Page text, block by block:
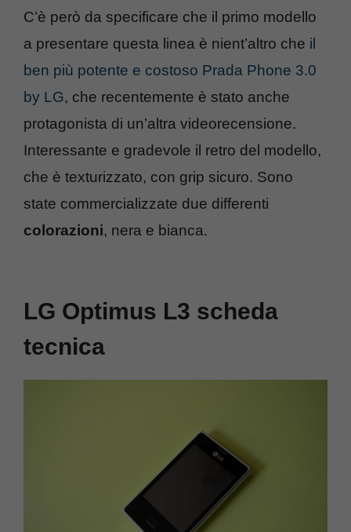
C’è però da specificare che il primo modello
a presentare questa linea è nient’altro che il
ben più potente e costoso Prada Phone 3.0
by LG, che recentemente è stato anche
protagonista di un’altra videorecensione.
Interessante e gradevole il retro del modello,
che è texturizzato, con grip sicuro. Sono
state commercializzate due differenti
colorazioni, nera e bianca.
LG Optimus L3 scheda
tecnica